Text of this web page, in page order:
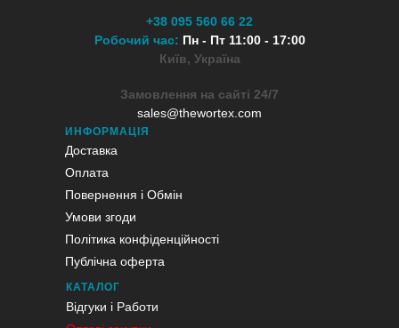
ИНФОРМАЦІЯ
Доставка
Оплата
Повернення і Обмін
Умови згоди
Політика конфіденційності
Публічна оферта
КАТАЛОГ
Відгуки і Работи
+38 095 560 66 22
Робочий час: Пн - Пт 11:00 - 17:00
Київ, Україна
Замовлення на сайті 24/7
sales@thewortex.com